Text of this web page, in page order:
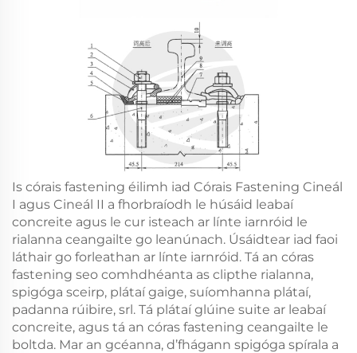
Is córais fastening éilimh iad Córais Fastening Cineál
I agus Cineál II a fhorbraíodh le húsáid leabaí
concreite agus le cur isteach ar línte iarnróid le
rialanna ceangailte go leanúnach. Úsáidtear iad faoi
láthair go forleathan ar línte iarnróid. Tá an córas
fastening seo comhdhéanta as clipthe rialanna,
spigóga sceirp, plátaí gaige, suíomhanna plátaí,
padanna rúibire, srl. Tá plátaí glúine suite ar leabaí
concreite, agus tá an córas fastening ceangailte le
boltda. Mar an gcéanna, d’fhágann spigóga spírala a